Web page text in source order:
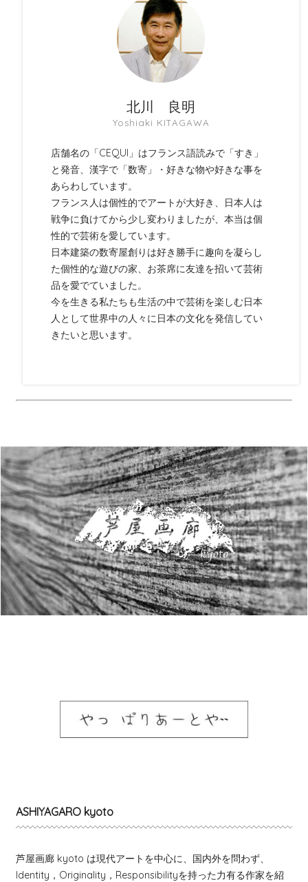
北川 良明
Yoshiaki KITAGAWA
店舗名の「CEQUI」はフランス語読みで「すき」
と発音、漢字で「数寄」・好きな物や好きな事を
あらわしています。
フランス人は個性的でアートが大好き、日本人は
戦争に負けてから少し変わりましたが、本当は個
性的で芸術を愛しています。
日本建築の数寄屋創りは好き勝手に趣向を凝らし
た個性的な遊びの家、お茶席に友達を招いて芸術
品を愛でていました。
今を生きる私たちも生活の中で芸術を楽しむ日本
人として世界中の人々に日本の文化を発信してい
きたいと思います。
ASHIYAGARO kyoto
芦屋画廊 kyoto は現代アートを中心に、国内外を問わず、
Identity，Originality，Responsibilityを持った力有る作家を紹